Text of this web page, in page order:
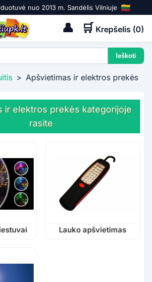
nuo 2013 m. Sandėlis Vilniuje
👤 🛒 Krepšelis (0)
> Apšvietimas ir elektros prekės
ir elektros prekės kategorijoje
rasite
Lauko apšvietimas